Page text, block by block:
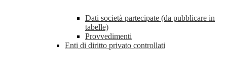
Dati società partecipate (da pubblicare in
tabelle)
Provvedimenti
Enti di diritto privato controllati